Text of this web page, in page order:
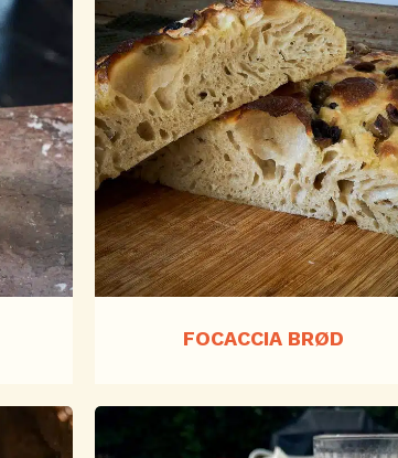
FOCACCIA BRØD